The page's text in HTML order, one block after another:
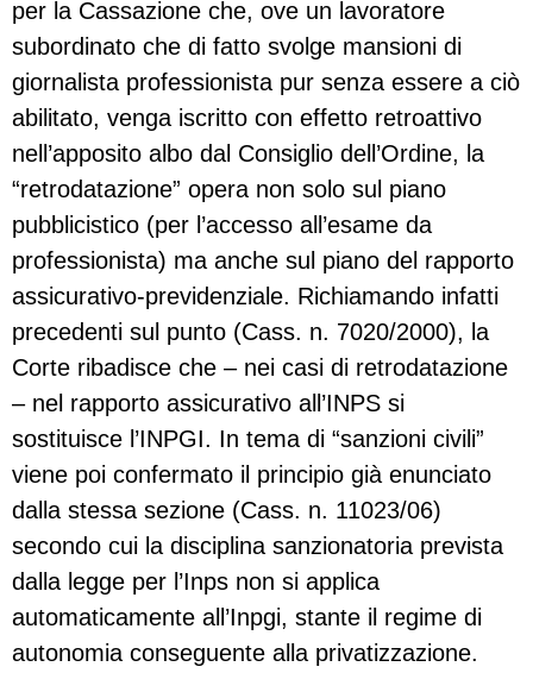
per la Cassazione che, ove un lavoratore
subordinato che di fatto svolge mansioni di
giornalista professionista pur senza essere a ciò
abilitato, venga iscritto con effetto retroattivo
nell’apposito albo dal Consiglio dell’Ordine, la
“retrodatazione” opera non solo sul piano
pubblicistico (per l’accesso all’esame da
professionista) ma anche sul piano del rapporto
assicurativo-previdenziale. Richiamando infatti
precedenti sul punto (Cass. n. 7020/2000), la
Corte ribadisce che – nei casi di retrodatazione
– nel rapporto assicurativo all’INPS si
sostituisce l’INPGI. In tema di “sanzioni civili”
viene poi confermato il principio già enunciato
dalla stessa sezione (Cass. n. 11023/06)
secondo cui la disciplina sanzionatoria prevista
dalla legge per l’Inps non si applica
automaticamente all’Inpgi, stante il regime di
autonomia conseguente alla privatizzazione.